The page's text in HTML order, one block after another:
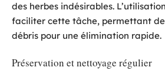
des herbes indésirables.
faciliter cette tâche, permettant
débris pour une élimination rapide.
Préservation et nettoyage régulier